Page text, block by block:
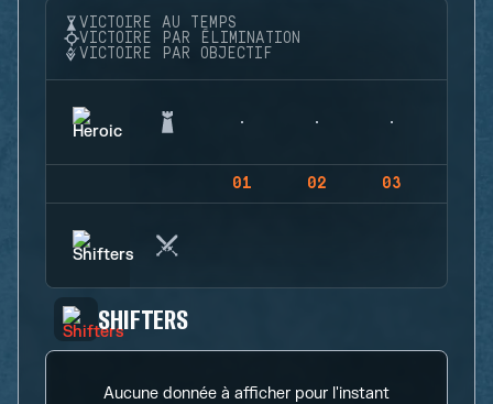
VICTOIRE AU TEMPS
VICTOIRE PAR ÉLIMINATION
VICTOIRE PAR OBJECTIF
01 02 03
SHIFTERS
Aucune donnée à afficher pour l'instant